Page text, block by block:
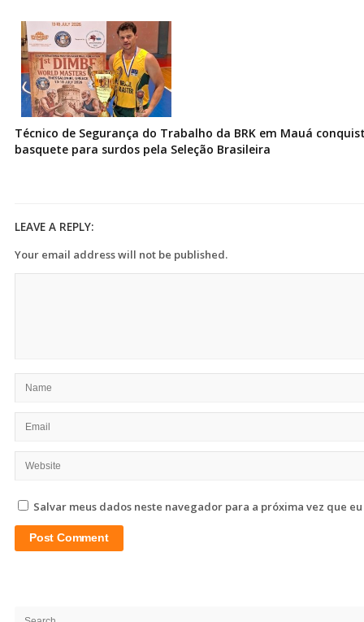
Técnico de Segurança do Trabalho da BRK em Mauá
basquete para surdos pela Seleção Brasileira
LEAVE A REPLY:
Your email address will not be published.
Salvar meus dados neste navegador para a próxima vez que
Search